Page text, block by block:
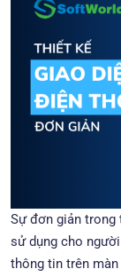
Sự đơn giản trong
sử dụng cho
thông tin trên